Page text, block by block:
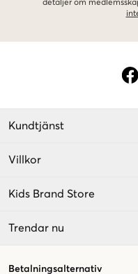
detaljer om
Kundtjänst
Villkor
Kids Brand Store
Trendar nu
Betalningsalternativ